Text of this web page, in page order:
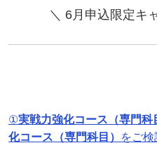
＼ 6月申込限定キ
①実戦力強化コース（専門科
化コース（専門科目）
をご